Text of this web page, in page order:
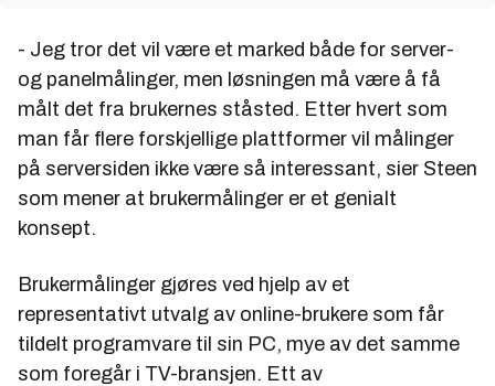
- Jeg tror det vil være et marked både for server-
og panelmålinger, men løsningen må være å få
målt det fra brukernes ståsted. Etter hvert som
man får flere forskjellige plattformer vil målinger
på serversiden ikke være så interessant, sier Steen
som mener at brukermålinger er et genialt
konsept.
Brukermålinger gjøres ved hjelp av et
representativt utvalg av online-brukere som får
tildelt programvare til sin PC, mye av det samme
som foregår i TV-bransjen. Ett av